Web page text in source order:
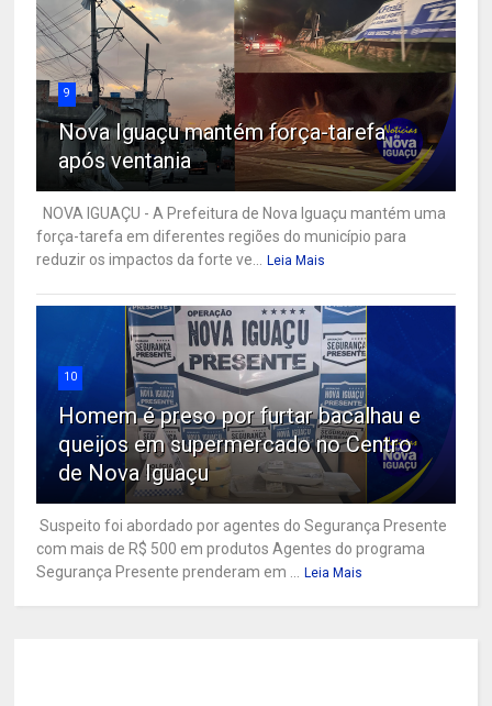
9
Nova Iguaçu mantém força-tarefa
após ventania
NOVA IGUAÇU - A Prefeitura de Nova Iguaçu mantém uma
força-tarefa em diferentes regiões do município para
reduzir os impactos da forte ve...
Leia Mais
10
Homem é preso por furtar bacalhau e
queijos em supermercado no Centro
de Nova Iguaçu
Suspeito foi abordado por agentes do Segurança Presente
com mais de R$ 500 em produtos Agentes do programa
Segurança Presente prenderam em ...
Leia Mais